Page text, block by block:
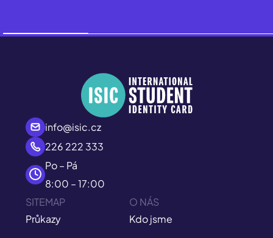
info@isic.cz
226 222 333
Po – Pá
8:00 – 17:00
SITEMAP
Průkazy
O NÁS
Kdo jsme